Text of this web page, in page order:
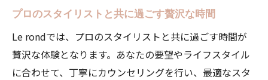
プロのスタイリストと共に過ごす贅沢な時間
Le rondでは、プロのスタイリストと共に過ごす時間が
贅沢な体験となります。あなたの要望やライフスタイル
に合わせて、丁寧にカウンセリングを行い、最適なスタ